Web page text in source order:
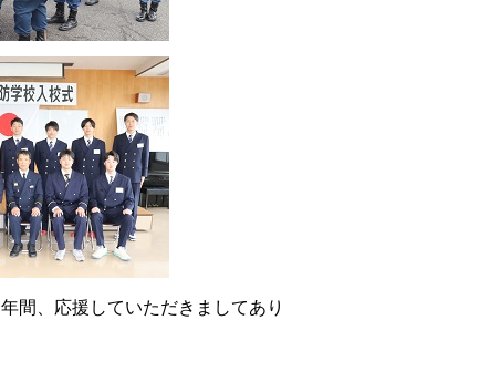
間、応援していただきましてあり